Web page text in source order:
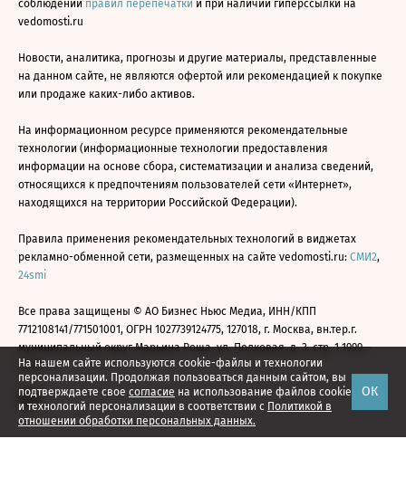
На нашем сайте используются cookie-файлы и технологии
персонализации. Продолжая пользоваться данным сайтом, вы
подтверждаете свое согласие на использование файлов cookie
и технологий персонализации в соответствии с Политикой в
отношении обработки персональных данных.
ОК
соблюдении правил перепечатки и при наличии гиперссылки на
vedomosti.ru
Новости, аналитика, прогнозы и другие материалы, представленные
на данном сайте, не являются офертой или рекомендацией к покупке
или продаже каких-либо активов.
На информационном ресурсе применяются рекомендательные
технологии (информационные технологии предоставления
информации на основе сбора, систематизации и анализа сведений,
относящихся к предпочтениям пользователей сети «Интернет»,
находящихся на территории Российской Федерации).
Правила применения рекомендательных технологий в виджетах
рекламно-обменной сети, размещенных на сайте vedomosti.ru: СМИ2,
24smi
Все права защищены © АО Бизнес Ньюс Медиа, ИНН/КПП
7712108141/771501001, ОГРН 1027739124775, 127018, г. Москва, вн.тер.г.
муниципальный округ Марьина Роща, ул. Полковая, д. 3, стр. 1 1999—
2026